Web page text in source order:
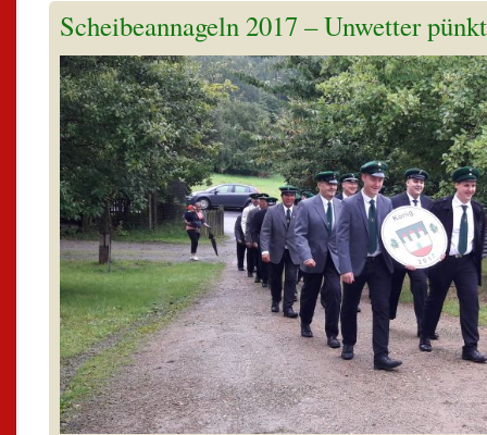
Scheibeannageln 2017 – Unwetter